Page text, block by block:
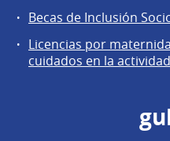
Becas de Inclusión
Licencias por
cuidados en la